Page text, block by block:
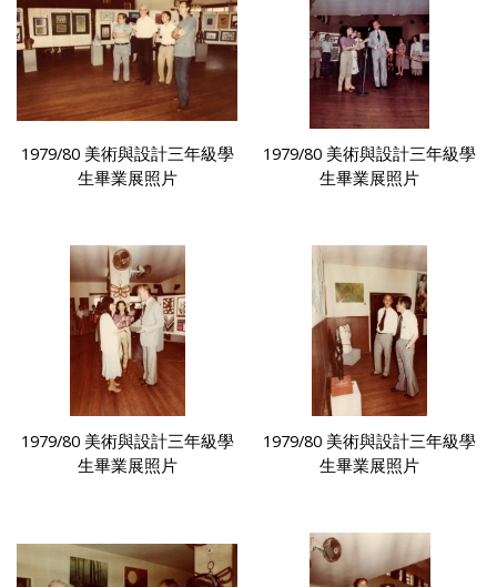
1979/80 美術與設計三年級學
生畢業展照片
1979/80 美術與設計三年級學
生畢業展照片
1979/80 美術與設計三年級學
生畢業展照片
1979/80 美術與設計三年級學
生畢業展照片